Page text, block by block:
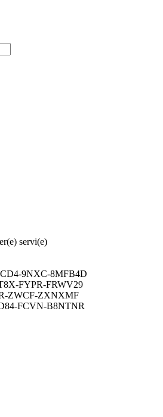
servi(e)
9NXC-8MFB4D
FYPR-FRWV29
ZWCF-ZXNXMF
FCVN-B8NTNR